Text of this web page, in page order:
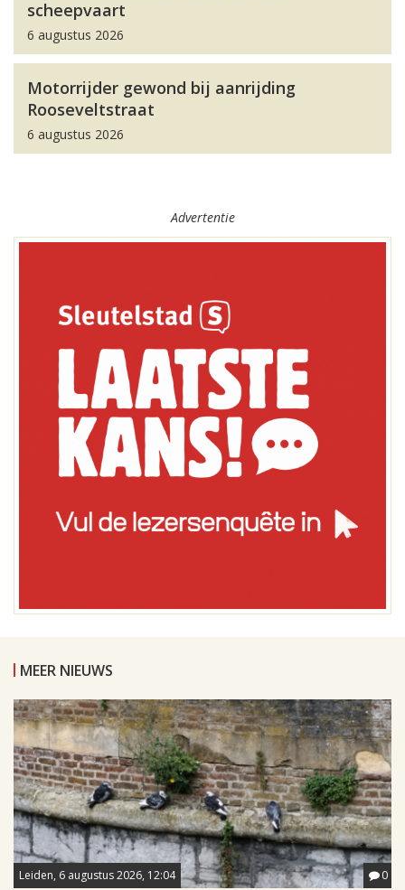
scheepvaart
6 augustus 2026
Motorrijder gewond bij aanrijding
Rooseveltstraat
6 augustus 2026
Advertentie
MEER NIEUWS
Leiden, 6 augustus 2026, 12:04 0